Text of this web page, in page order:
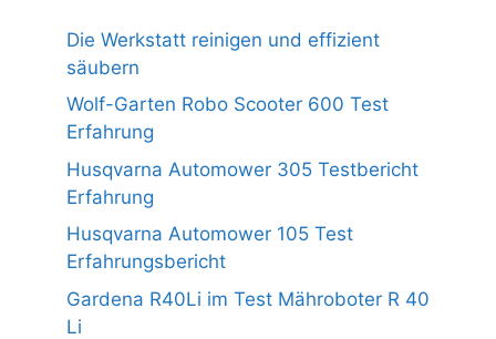
Die Werkstatt reinigen und effizient
säubern
Wolf-Garten Robo Scooter 600 Test
Erfahrung
Husqvarna Automower 305 Testbericht
Erfahrung
Husqvarna Automower 105 Test
Erfahrungsbericht
Gardena R40Li im Test Mähroboter R 40
Li